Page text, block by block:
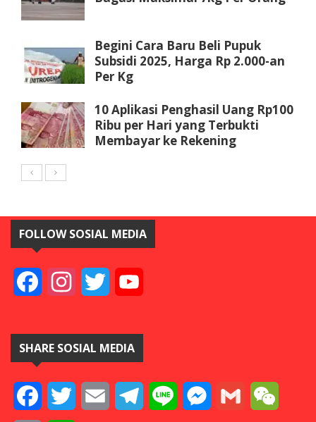
Begini Cara Baru Beli Pupuk
Subsidi 2025, Harga Rp 2.000-an
Per Kg
10 Aplikasi Penghasil Uang Rp100
Ribu per Hari yang Terbukti
Membayar ke Rekening
FOLLOW SOSIAL MEDIA
FacebookInstagramTwitter
SHARE SOSIAL MEDIA
FacebookTwitter Email TelegramLine Messenger
Gmail